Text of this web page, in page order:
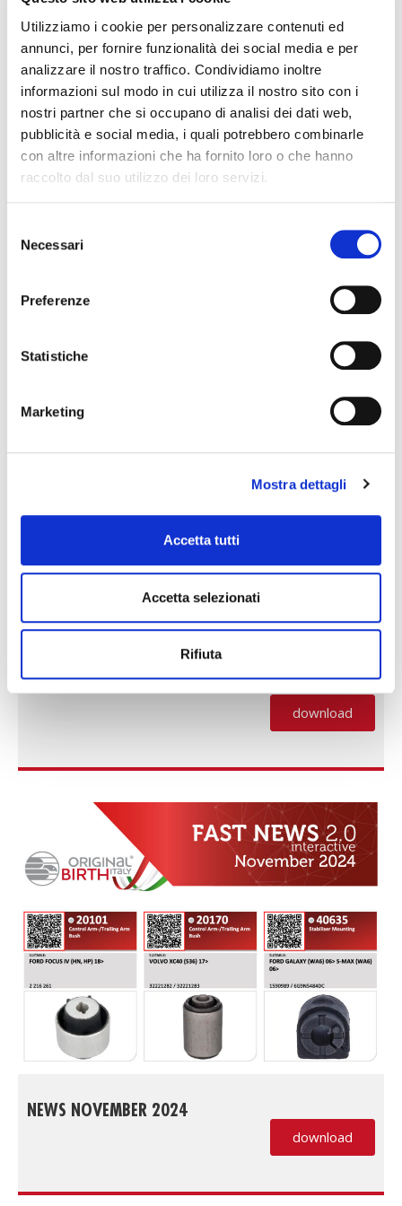
Utilizziamo i cookie per personalizzare contenuti ed
annunci, per fornire funzionalità dei social media e per
analizzare il nostro traffico. Condividiamo inoltre
informazioni sul modo in cui utilizza il nostro sito con i
nostri partner che si occupano di analisi dei dati web,
pubblicità e social media, i quali potrebbero combinarle
con altre informazioni che ha fornito loro o che hanno
raccolto dal suo utilizzo dei loro servizi.
delNecessari
Preferenze
Statistiche
Marketing
Mostra dettagli
Accetta tutti
Accetta selezionati
Rifiuta
download
(PDF, si
NEWS DECEMBER 2024
download
NEWS NOVEMBER 2024
download